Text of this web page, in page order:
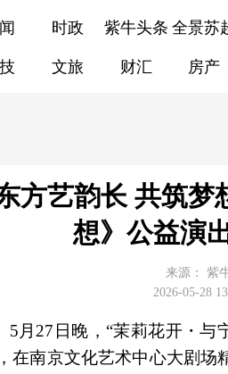
时政 紫牛头条 全景苏
文旅 财汇 房产
方艺韵长 共筑
想》公益演
来源：
紫
2026-05-28
月27日晚，“茉莉花开・
在南京文化艺术中心大剧